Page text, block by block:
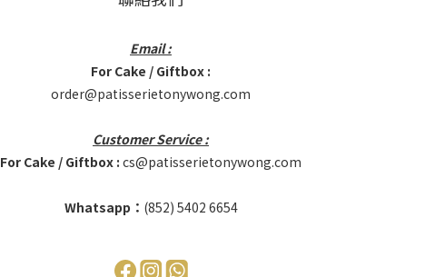
Email :
For Cake / Giftbox :
order@patisserietonywong.com
Customer Service :
For Cake / Giftbox : cs@patisserietonywong.com
Whatsapp： (852) 5402 6654